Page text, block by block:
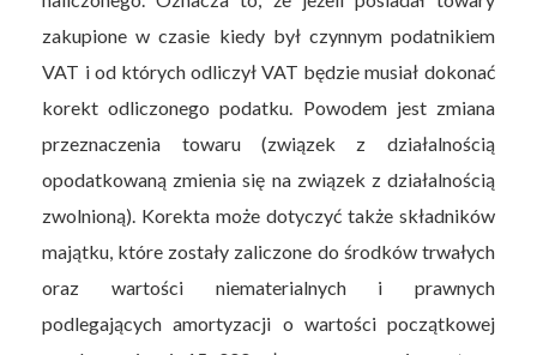
zakupione w czasie kiedy był czynnym podatnikiem
VAT i od których odliczył VAT będzie musiał dokonać
korekt odliczonego podatku. Powodem jest zmiana
przeznaczenia towaru (związek z działalnością
opodatkowaną zmienia się na związek z działalnością
zwolnioną). Korekta może dotyczyć także składników
majątku, które zostały zaliczone do środków trwałych
oraz wartości niematerialnych i prawnych
podlegających amortyzacji o wartości początkowej